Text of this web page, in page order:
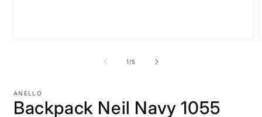
fenêtre
modale
1/de
5
ANELLO
Backpack Neil Navy 1055